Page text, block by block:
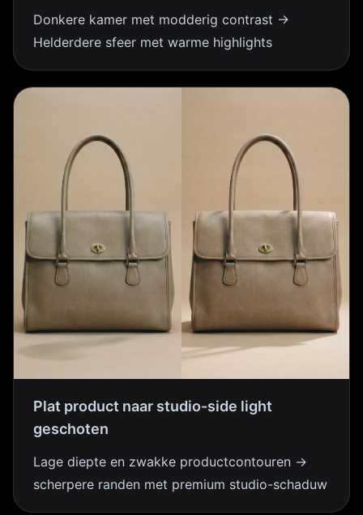
Donkere kamer met modderig contrast →
Helderdere sfeer met warme highlights
Plat product naar studio-side light
geschoten
Lage diepte en zwakke productcontouren →
scherpere randen met premium studio-schaduw